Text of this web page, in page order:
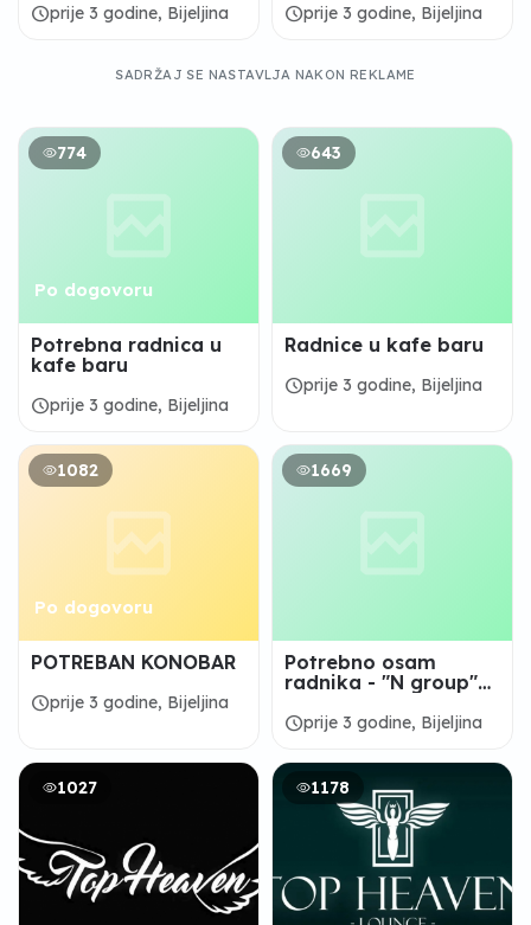
scheduleprije 3 godine, Bijeljina
scheduleprije 3 godine, Bijeljina
SADRŽAJ SE NASTAVLJA NAKON REKLAME
774
Po dogovoru
Potrebna radnica u
kafe baru
scheduleprije 3 godine, Bijeljina
643
Radnice u kafe baru
scheduleprije 3 godine, Bijeljina
1082
Po dogovoru
POTREBAN KONOBAR
scheduleprije 3 godine, Bijeljina
1669
Potrebno osam
radnika - "N group"
scheduleprije 3 godine, Bijeljina
1027 1178